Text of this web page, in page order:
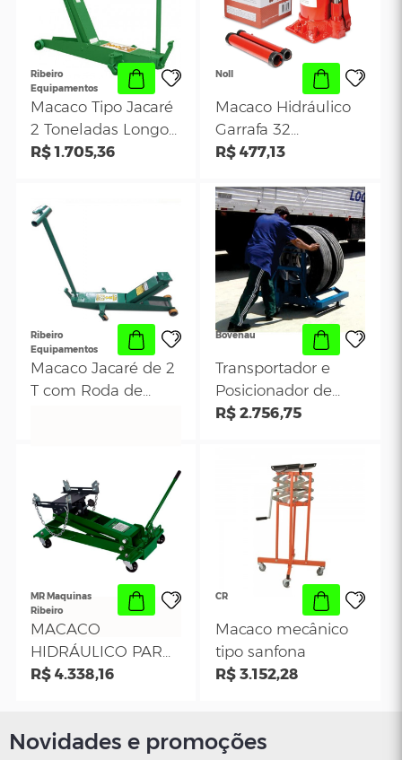
Dupla) – JAC03BXM
600
Equipamentos
Macaco Tipo Jacaré
2 Toneladas Longo
Roda de Ferro-
Ribeiro
R$ 1.705,36
Noll
Macaco
Garrafa 32
toneladas - Noll
R$ 477,13
Ribeiro
Equipamentos
Macaco Jacaré de 2
Poliuretano( PU)-
RIBEIRO
R$ 1.880,05
Bovenau
Transportador e
Posicionador de
Pneu Hidráulico
Bovenau
R$ 2.756,75
Novidades e promoções